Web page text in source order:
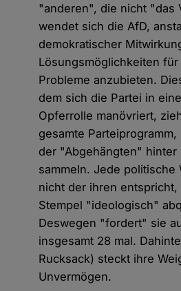
"anderen", die nicht "das
wendet sich die AfD,
demokratischer
Lösungsmöglichkeiten
Probleme anzubieten.
dem sich die Partei in
Opferrolle manövriert,
gesamte
der "Abgehängten" hinter
sammeln. Jede politische
nicht der ihren entspricht,
Stempel "ideologisch"
Deswegen "fordert" sie
insgesamt 28 mal.
Rucksack) steckt ihre
Unvermögen.